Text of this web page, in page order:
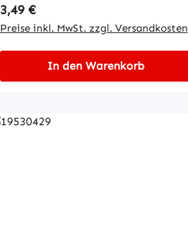
Regulärer Preis:
3,49 €
Preise inkl. MwSt. zzgl. Versandkosten
In den Warenkorb